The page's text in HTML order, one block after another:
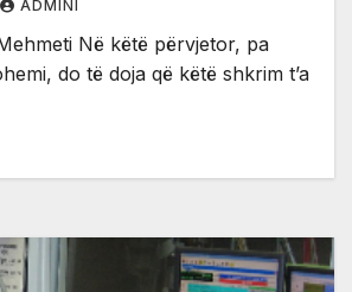
ADMINI
Në këtë përvjetor, pa
do të doja që këtë shkrim t’a